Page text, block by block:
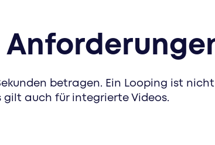
betragen. Ein Looping ist
gilt auch für integrierte Videos.